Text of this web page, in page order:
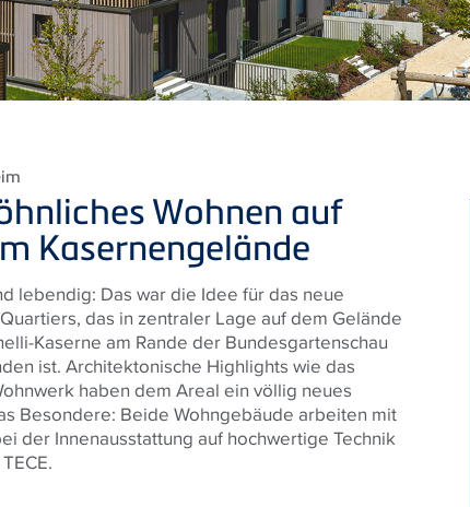
Wohnen auf
Kasernengelände
lebendig: Das war die Idee für das neue
das in zentraler Lage auf dem Gelände
Kaserne am Rande der Bundesgartenschau
ist. Architektonische Highlights wie das
haben dem Areal ein völlig neues
Besondere: Beide Wohngebäude arbeiten mit
der Innenausstattung auf hochwertige Technik